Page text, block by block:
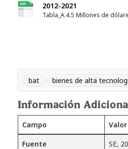
2012-2021
Tabla_A.4.5 Millones de
bat bienes de alta
Información
Campo Valor
Fuente
SE,